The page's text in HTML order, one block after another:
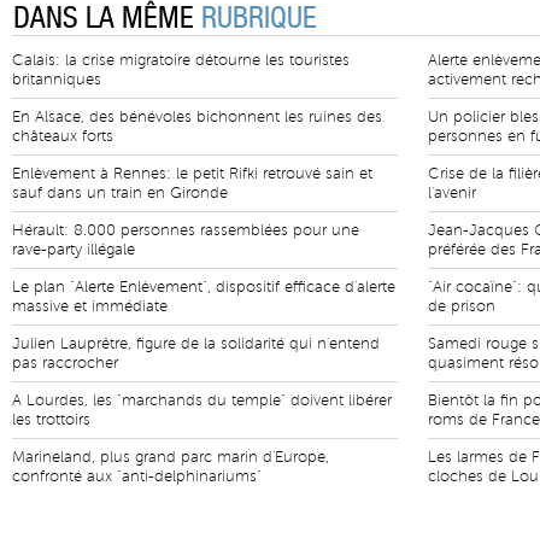
DANS LA MÊME RUBRIQUE
Calais: la crise migratoire détourne les touristes
britanniques
En Alsace, des bénévoles bichonnent les ruines des
châteaux forts
Enlèvement à Rennes: le petit Rifki retrouvé sain et
sauf dans un train en Gironde
Hérault: 8.000 personnes rassemblées pour une
rave-party illégale
Le plan "Alerte Enlèvement", dispositif efficace d'alerte
massive et immédiate
Julien Lauprêtre, figure de la solidarité qui n'entend
pas raccrocher
A Lourdes, les "marchands du temple" doivent libérer
les trottoirs
Marineland, plus grand parc marin d'Europe,
confronté aux "anti-delphinariums"
Alerte
activement
Un policier
personnes en
Crise de la
l'avenir
Jean-Jacques
préférée des
"Air cocaïne":
de prison
Samedi rouge
quasiment
Bientôt la fin
roms de France
Les larmes de
cloches de